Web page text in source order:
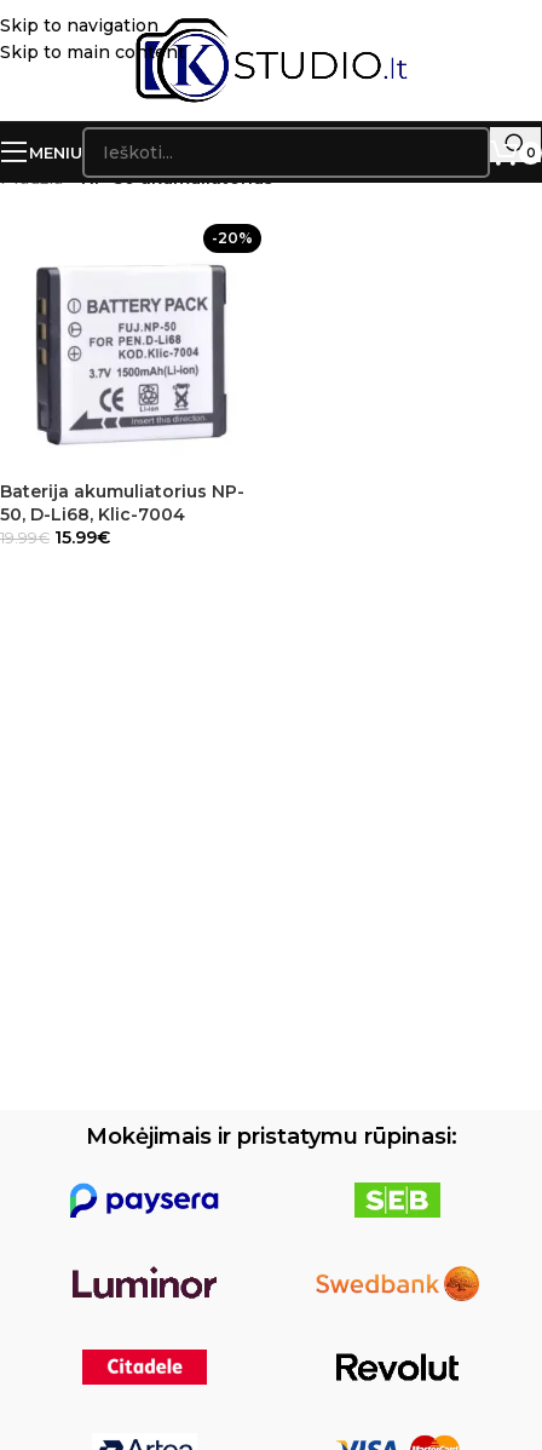
Skip to navigation
Skip to main content
MENIU 0
Pradžia»NP-50 akumuliatorius
-20%
Baterija akumuliatorius NP-
50, D-Li68, Klic-7004
19.99€ 15.99€
Mokėjimais ir pristatymu rūpinasi: